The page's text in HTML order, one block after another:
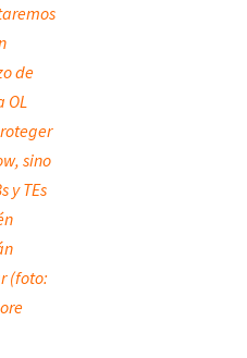
de
OL
sino
y TEs
(foto: